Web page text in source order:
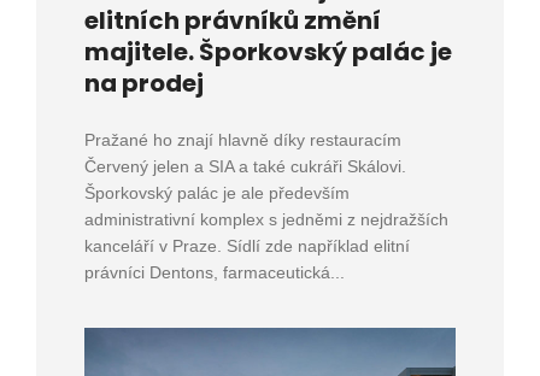
elitních právníků změní
majitele. Šporkovský palác je
na prodej
Pražané ho znají hlavně díky restauracím
Červený jelen a SIA a také cukráři Skálovi.
Šporkovský palác je ale především
administrativní komplex s jedněmi z nejdražších
kanceláří v Praze. Sídlí zde například elitní
právníci Dentons, farmaceutická...